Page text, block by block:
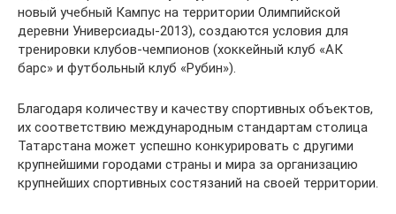
новый учебный Кампус на территории Олимпийской
деревни Универсиады-2013), создаются условия для
тренировки клубов-чемпионов (хоккейный клуб «АК
барс» и футбольный клуб «Рубин»).
Благодаря количеству и качеству спортивных объектов,
их соответствию международным стандартам столица
Татарстана может успешно конкурировать с другими
крупнейшими городами страны и мира за организацию
крупнейших спортивных состязаний на своей территории.